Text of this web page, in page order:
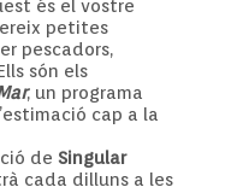
és el vostre
petites
pescadors,
són els
, un programa
cap a la
de Singular
cada dilluns a les